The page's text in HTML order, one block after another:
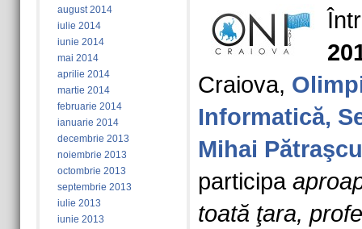
august 2014
iulie 2014
iunie 2014
mai 2014
aprilie 2014
martie 2014
februarie 2014
ianuarie 2014
decembrie 2013
noiembrie 2013
octombrie 2013
septembrie 2013
iulie 2013
iunie 2013
Craiova,
Informatică,
Mihai Pătraşcu
participa
toată ţara,